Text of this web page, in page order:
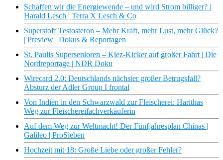
Schaffen wir die Energiewende – und wird Strom billiger? |
Harald Lesch | Terra X Lesch & Co
Superstoff Testosteron – Mehr Kraft, mehr Lust, mehr Glück?
| Preview | Dokus & Reportagen
St. Paulis Supersenioren – Kiez-Kicker auf großer Fahrt | Die
Nordreportage | NDR Doku
Wirecard 2.0: Deutschlands nächster großer Betrugsfall?
Absturz der Adler Group I frontal
Von Indien in den Schwarzwald zur Fleischerei: Harithas
Weg zur Fleischereifachverkäuferin
Auf dem Weg zur Weltmacht! Der Fünfjahresplan Chinas |
Galileo | ProSieben
Hochzeit mit 18: Große Liebe oder großer Fehler?